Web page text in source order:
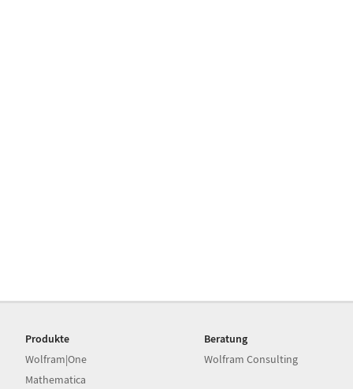
Produkte
Wolfram|One
Mathematica
Beratung
Wolfram Consulting